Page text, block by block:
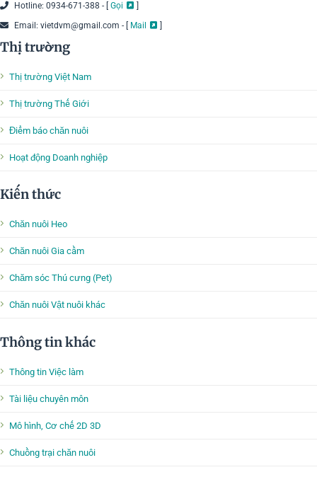
Hotline: 0934-671-388 - [ Gọi
Email: vietdvm@gmail.com - [ Mail ]
Thị trường
Thị trường Việt Nam
Thị trường Thế Giới
Điểm báo chăn nuôi
Hoạt động Doanh nghiệp
Kiến thức
Chăn nuôi Heo
Chăn nuôi Gia cầm
Chăm sóc Thú cưng (Pet)
Chăn nuôi Vật nuôi khác
Thông tin khác
Thông tin Việc làm
Tài liệu chuyên môn
Mô hình, Cơ chế 2D 3D
Chuồng trại chăn nuôi